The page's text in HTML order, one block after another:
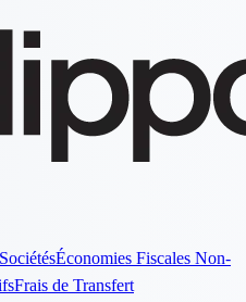
Économies Fiscales Non-
Frais de Transfert